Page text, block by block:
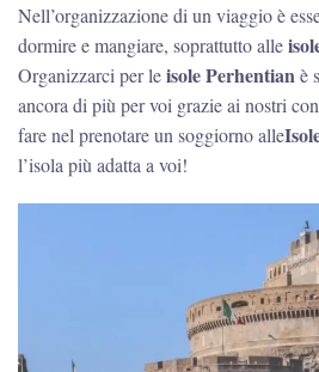
Nell’organizzazione di un viaggio è
dormire e mangiare, soprattutto alle
Organizzarci per leisole Perhentianè
ancora di più per voi grazie ai nostri
fare nel prenotare un soggiorno alle
l’isola più adatta a voi!